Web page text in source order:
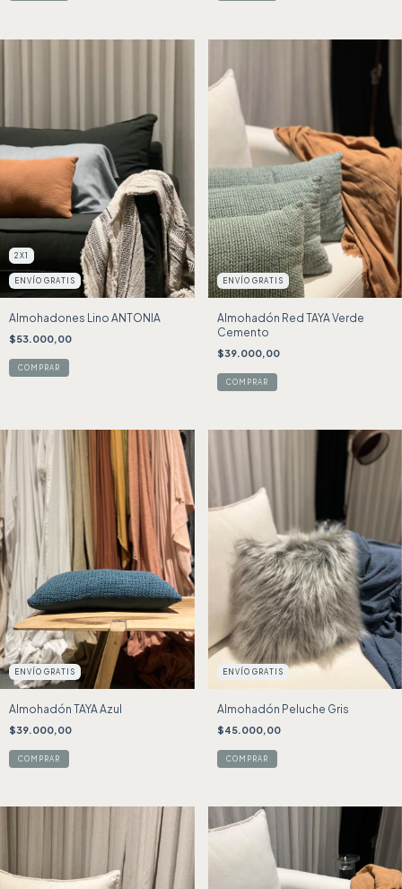
2X1
ENVÍO GRATIS
Almohadones Lino ANTONIA
$53.000,00
ENVÍO GRATIS
Almohadón Red TAYA Verde
Cemento
$39.000,00
ENVÍO GRATIS
Almohadón TAYA Azul
$39.000,00
ENVÍO GRATIS
Almohadón Peluche Gris
$45.000,00